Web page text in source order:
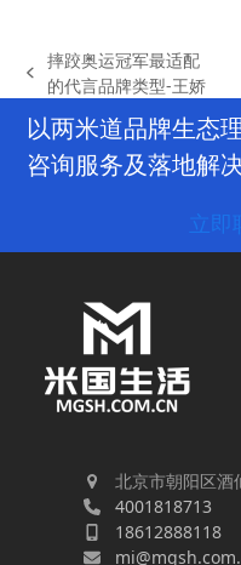
previous
摔跤奥运冠军最适配
的代言品牌类型-王娇
以两米道品牌生态
咨询服务及落地解决
立即
北京市朝阳区酒
4001818713
18612888118